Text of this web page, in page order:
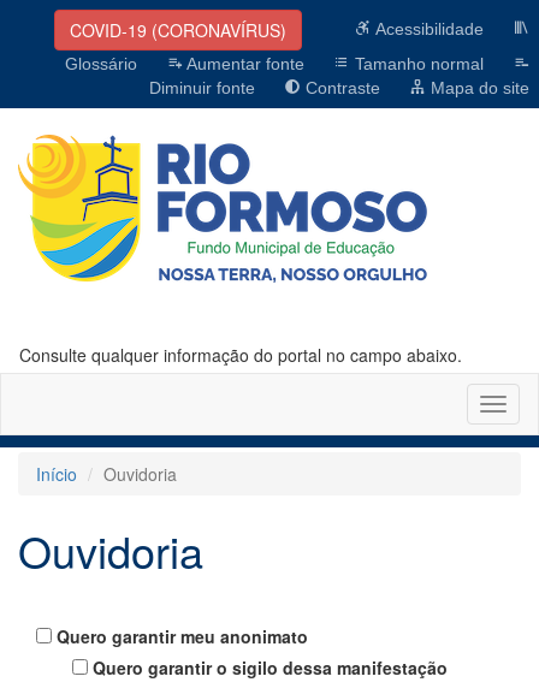
COVID-19 (CORONAVÍRUS)
Acessibilidade
Glossário
Aumentar fonte
Tamanho normal
Diminuir fonte
Contraste Mapa do site
Consulte qualquer informação do portal no campo abaixo.
Início
Ouvidoria
Ouvidoria
Quero garantir meu anonimato
Quero garantir o sigilo dessa manifestação